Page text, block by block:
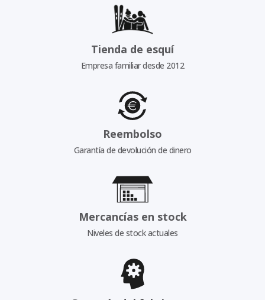
Tienda de esquí
Empresa familiar desde 2012
Reembolso
Garantía de devolución de dinero
Mercancías en stock
Niveles de stock actuales